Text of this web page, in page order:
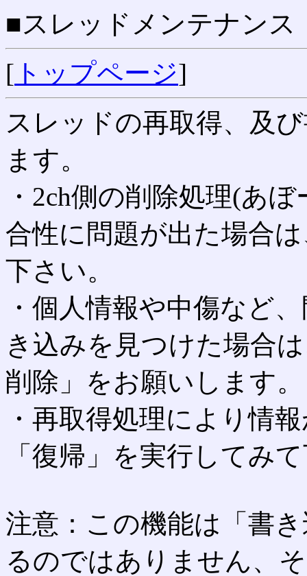
■スレッドメンテナンス
[ トップページ]
スレッドの再取得、及
ます。
・2ch側の削除処理(あ
合性に問題が出た場合
下さい。
・個人情報や中傷など
き込みを見つけた場合
削除」をお願いします。
・再取得処理により情
「復帰」を実行してみ
注意：この機能は「書
るのではありません、